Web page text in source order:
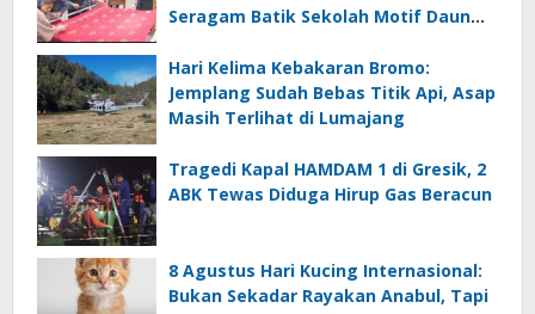
Seragam Batik Sekolah Motif Daun
Hari Kelima Kebakaran Bromo:
Jemplang Sudah Bebas Titik Api, Asap
Masih Terlihat di Lumajang
Tragedi Kapal HAMDAM 1 di Gresik, 2
ABK Tewas Diduga Hirup Gas Beracun
8 Agustus Hari Kucing Internasional:
Bukan Sekadar Rayakan Anabul, Tapi